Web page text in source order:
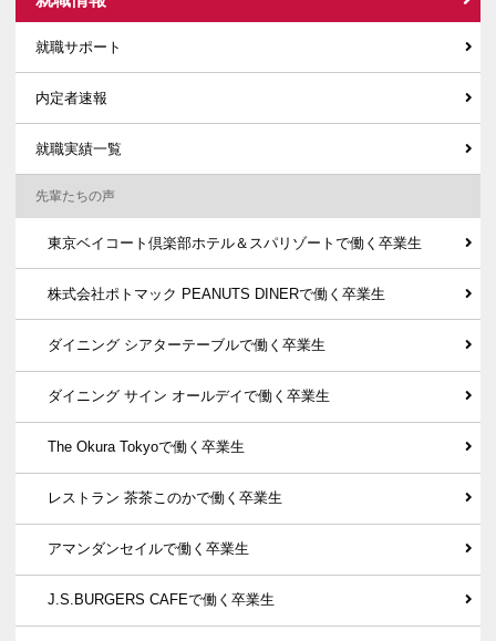
就職サポート
内定者速報
就職実績一覧
先輩たちの声
東京ベイコート倶楽部ホテル＆スパリゾートで働く卒業生
株式会社ポトマック PEANUTS DINERで働く卒業生
ダイニング シアターテーブルで働く卒業生
ダイニング サイン オールデイで働く卒業生
The Okura Tokyoで働く卒業生
レストラン 茶茶このかで働く卒業生
アマンダンセイルで働く卒業生
J.S.BURGERS CAFEで働く卒業生